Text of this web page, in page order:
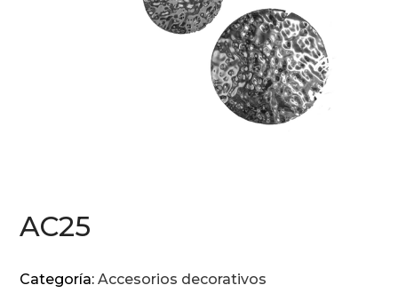
AC25
Categoría:Accesorios decorativos